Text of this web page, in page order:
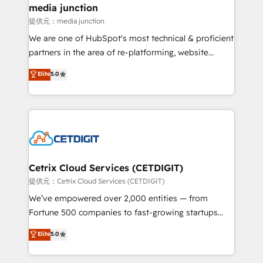
Mexico, USA, and Portugal—we've executed over a
hundred successful operations. Our approach,
rooted in RevOps principles, integrates analysis,
training, planning, and qualification. Leveraging
inbound marketing tactics, we focus on
understanding, nurturing, and converting leads.
competitive market.
media junction
提供元：media junction
We are one of HubSpot's most technical & proficient
partners in the area of re-platforming, website
design & development. We specialize in multi-hub
implementations for mid-market & enterprise
companies. We are woman-owned, powered by
coffee, and we ❤️ dogs. We produce award-winning
Impact Award 🏆2022 Technical Expertise Impact
Award 🏆2020 Elite Solutions Partner 🏆2019
Integrations HubSpot Impact Award 🏆2019
Marketing Enablement HubSpot Impact Award 🏆
2018 Website Design HubSpot Impact Award 🏆2017
Growth-Driven Design Agency of the Year 🏆2016
Sales Enablement HubSpot Impact Award 🏆2015
Elite5.0
Cetrix Cloud Services (CETDIGIT)
提供元：Cetrix Cloud Services (CETDIGIT)
We’ve empowered over 2,000 entities — from
Fortune 500 companies to fast-growing startups
and nonprofits — to streamline operations, scale
revenue, and unlock the full potential of HubSpot.
With deep technical and industry expertise, we fuse
Elite5.0